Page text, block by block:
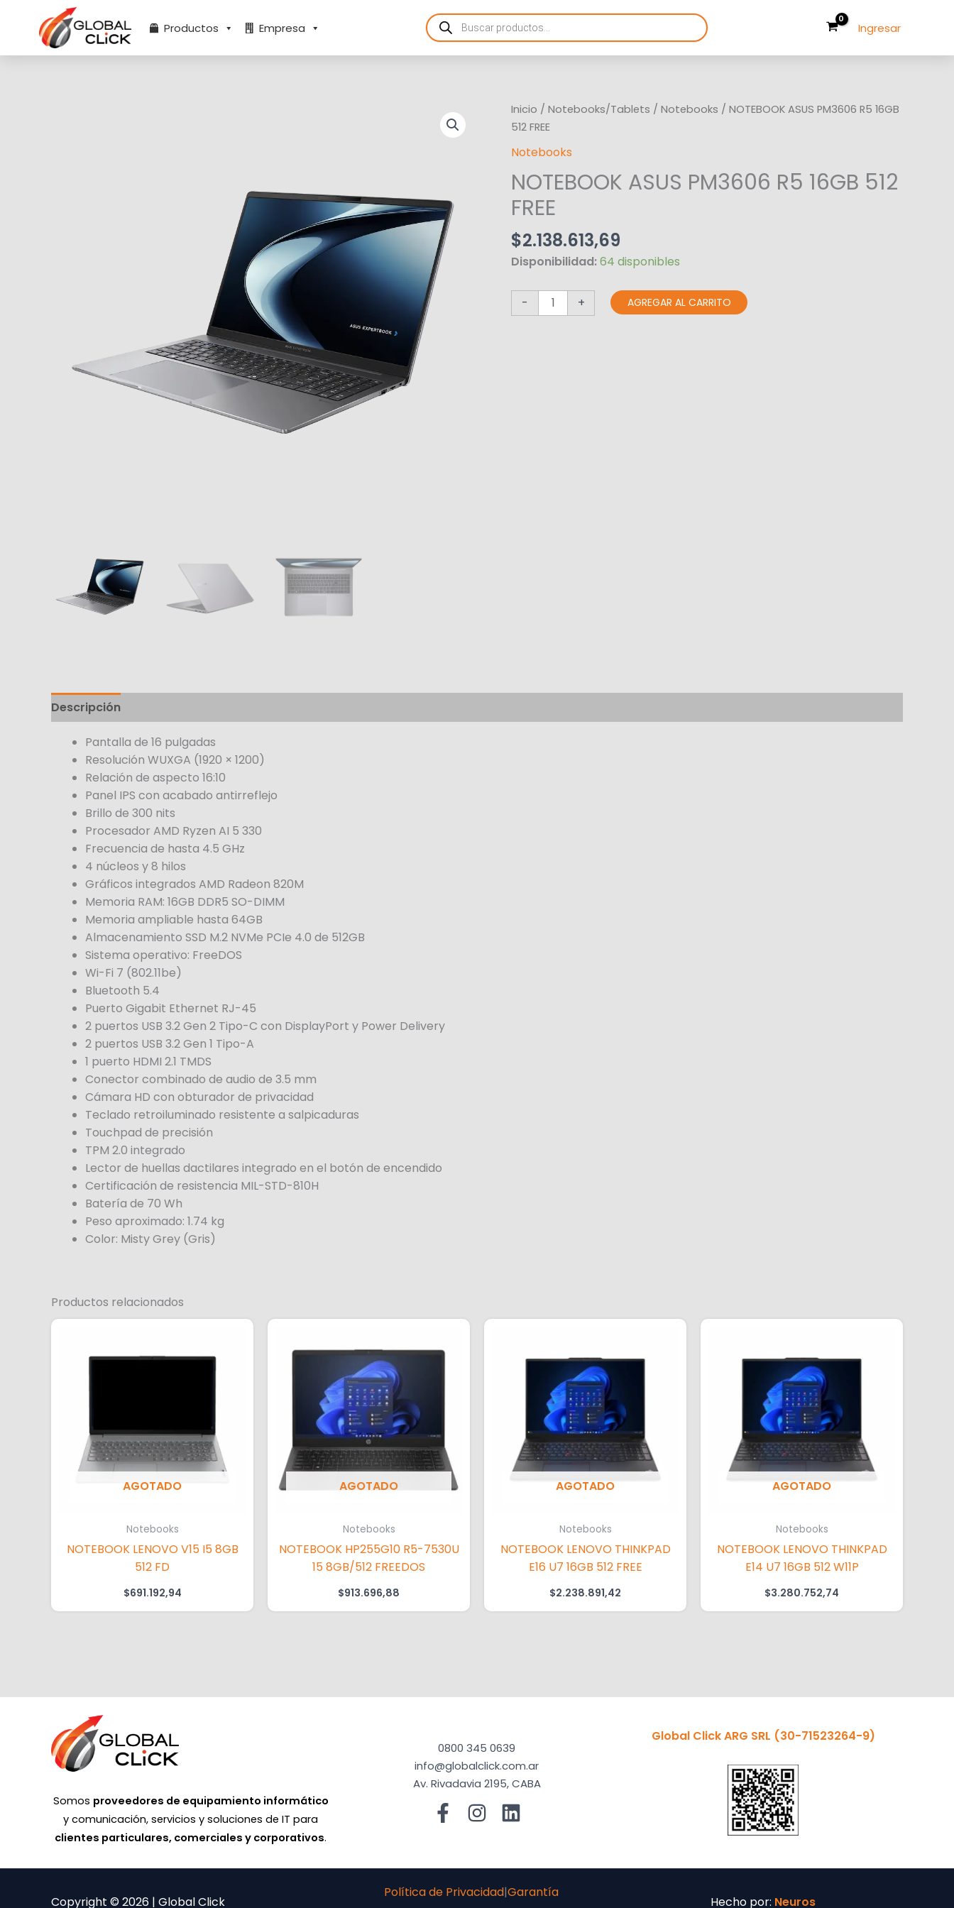
contenido
Productos Empresa
Products
search Ingresar
Inicio / Notebooks/Tablets / Notebooks / NOTEBOOK ASUS PM3606 R5 16GB
512 FREE
Notebooks
NOTEBOOK ASUS PM3606 R5 16GB 512
FREE
$2.138.613,69
Disponibilidad:64 disponibles
-
NOTEBOOK
ASUS
PM3606
16GB
512
FREE
cantidad
+ AGREGAR AL CARRITO
Descripción
Pantalla de 16 pulgadas
Resolución WUXGA (1920 × 1200)
Relación de aspecto 16:10
Panel IPS con acabado antirreflejo
Brillo de 300 nits
Procesador AMD Ryzen AI 5 330
Frecuencia de hasta 4.5 GHz
4 núcleos y 8 hilos
Gráficos integrados AMD Radeon 820M
Memoria RAM: 16GB DDR5 SO-DIMM
Memoria ampliable hasta 64GB
Almacenamiento SSD M.2 NVMe PCIe 4.0 de 512GB
Sistema operativo: FreeDOS
Wi-Fi 7 (802.11be)
Bluetooth 5.4
Puerto Gigabit Ethernet RJ-45
2 puertos USB 3.2 Gen 2 Tipo-C con DisplayPort y Power Delivery
2 puertos USB 3.2 Gen 1 Tipo-A
1 puerto HDMI 2.1 TMDS
Conector combinado de audio de 3.5 mm
Cámara HD con obturador de privacidad
Teclado retroiluminado resistente a salpicaduras
Touchpad de precisión
TPM 2.0 integrado
Lector de huellas dactilares integrado en el botón de encendido
Certificación de resistencia MIL-STD-810H
Batería de 70 Wh
Peso aproximado: 1.74 kg
Color: Misty Grey (Gris)
Productos relacionados
AGOTADO
Notebooks
NOTEBOOK LENOVO V15 I5 8GB
512 FD
$691.192,94
AGOTADO
Notebooks
NOTEBOOK HP255G10 R5-7530U
15 8GB/512 FREEDOS
$913.696,88
AGOTADO
Notebooks
NOTEBOOK LENOVO THINKPAD
E16 U7 16GB 512 FREE
$2.238.891,42
AGOTADO
Notebooks
NOTEBOOK LENOVO THINKPAD
E14 U7 16GB 512 W11P
$3.280.752,74
Somos proveedores de equipamiento informático
y comunicación, servicios y soluciones de IT para
clientes particulares, comerciales y corporativos.
0800 345 0639
info@globalclick.com.ar
Av. Rivadavia 2195, CABA
Global Click ARG SRL (30-71523264-9)
Copyright © 2026 | Global Click
Política de Privacidad|Garantía
Hecho por: Neuros